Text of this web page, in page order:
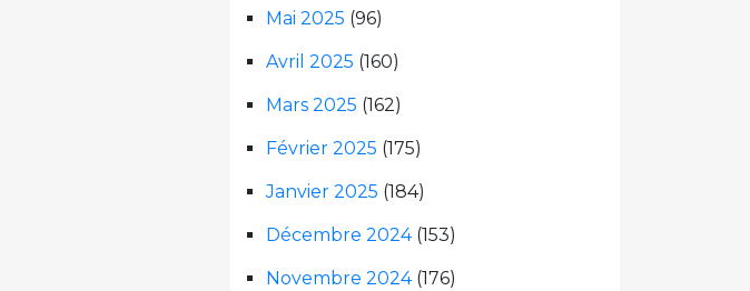
Mai 2025 (96)
Avril 2025 (160)
Mars 2025 (162)
Février 2025 (175)
Janvier 2025 (184)
Décembre 2024(153)
Novembre 2024(176)